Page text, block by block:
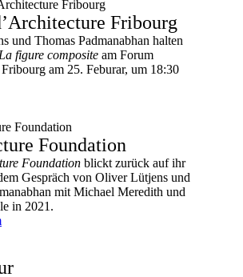
Fribourg
und Thomas Padmanabhan halten
La figure composite am Forum
am 25. Feburar, um 18:30
Foundation
Foundation blickt zurück auf ihr
Gespräch von Oliver Lütjens und
mit Michael Meredith und
in 2021.